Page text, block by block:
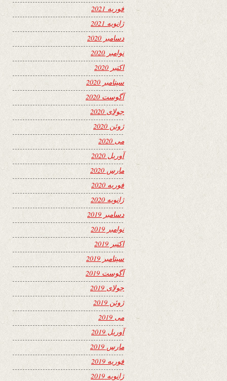
فوریه 2021
ژانویه 2021
دسامبر 2020
نوامبر 2020
اکتبر 2020
سپتامبر 2020
آگوست 2020
جولای 2020
ژوئن 2020
می 2020
آوریل 2020
مارس 2020
فوریه 2020
ژانویه 2020
دسامبر 2019
نوامبر 2019
اکتبر 2019
سپتامبر 2019
آگوست 2019
جولای 2019
ژوئن 2019
می 2019
آوریل 2019
مارس 2019
فوریه 2019
ژانویه 2019